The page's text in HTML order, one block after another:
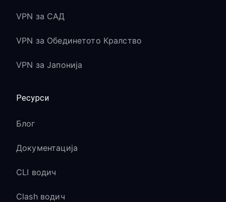
VPN за САД
VPN за Обединетото Кралство
VPN за Јапонија
Ресурси
Блог
Документација
CLI водич
Clash водич